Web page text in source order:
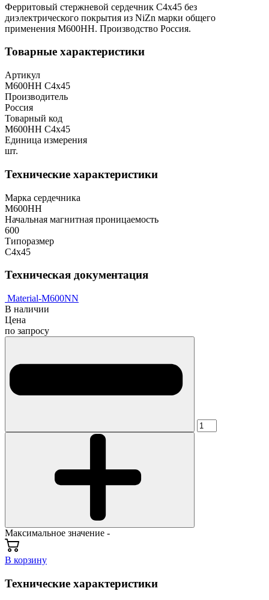
Ферритовый стержневой сердечник С4х45 без
диэлектрического покрытия из NiZn марки общего
применения М600НН. Производство Россия.
Товарные характеристики
Артикул
М600НН С4х45
Производитель
Россия
Товарный код
М600НН С4х45
Единица измерения
шт.
Технические характеристики
Марка сердечника
М600НН
Начальная магнитная проницаемость
600
Типоразмер
С4х45
Техническая документация
Material-M600NN
В наличии
Цена
по запросу
Максимальное значение -
В корзину
Технические характеристики